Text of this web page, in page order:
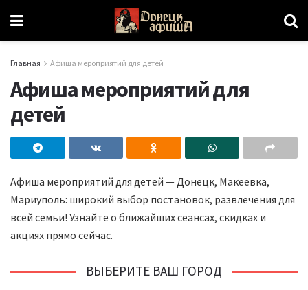
Главная Афиша мероприятий для детей
Афиша мероприятий для
детей
Афиша мероприятий для детей — Донецк, Макеевка,
Мариуполь: широкий выбор постановок, развлечения для
всей семьи! Узнайте о ближайших сеансах, скидках и
акциях прямо сейчас.
ВЫБЕРИТЕ ВАШ ГОРОД